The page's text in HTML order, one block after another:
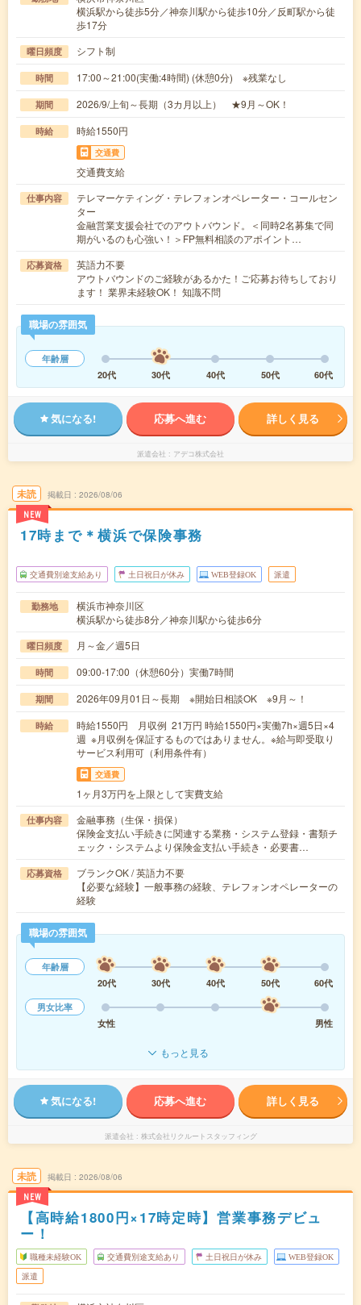
横浜駅から徒歩5分／神奈川駅から徒歩10分／反町駅から徒
歩17分
曜日頻度 シフト制
時間 17:00～21:00(実働:4時間) (休憩0分) ※残業なし
期間 2026/9/上旬～長期（3カ月以上） ★9月～OK！
時給 時給1550円
交通費
交通費支給
仕事内容
テレマーケティング・テレフォンオペレーター・コールセン
ター
金融営業支援会社でのアウトバウンド。＜同時2名募集で同
期がいるのも心強い！＞FP無料相談のアポイント…
応募資格
英語力不要
アウトバウンドのご経験があるかた！ご応募お待ちしており
ます！ 業界未経験OK！ 知識不問
職場の雰囲気
年齢層
20代
30代 40代 50代 60代
気になる! 応募へ進む 詳しく見る
派遣会社 アデコ株式会社
未読
NEW
掲載日 2026/08/06
17時まで＊横浜で保険事務
交通費別途支給あり 土日祝日が休み WEB登録OK 派遣
勤務地
横浜市神奈川区
横浜駅から徒歩8分／神奈川駅から徒歩6分
曜日頻度 月～金／週5日
時間 09:00-17:00（休憩60分）実働7時間
期間 2026年09月01日～長期 ※開始日相談OK ※9月～！
時給
時給1550円 月収例 21万円 時給1550円×実働7h×週5日×4
週 ※月収例を保証するものではありません。※給与即受取り
サービス利用可（利用条件有）
交通費
1ヶ月3万円を上限として実費支給
仕事内容
金融事務（生保・損保）
保険金支払い手続きに関連する業務・システム登録・書類チ
ェック・システムより保険金支払い手続き・必要書…
応募資格
ブランクOK / 英語力不要
【必要な経験】一般事務の経験、テレフォンオペレーターの
経験
職場の雰囲気
年齢層
20代
30代 40代 50代
60代
男女比率
女性
男性
もっと見る
気になる! 応募へ進む 詳しく見る
派遣会社 株式会社リクルートスタッフィング
未読
NEW
掲載日 2026/08/06
【高時給1800円×17時定時】営業事務デビュ
ー！
職種未経験OK 交通費別途支給あり 土日祝日が休み WEB登録OK
派遣